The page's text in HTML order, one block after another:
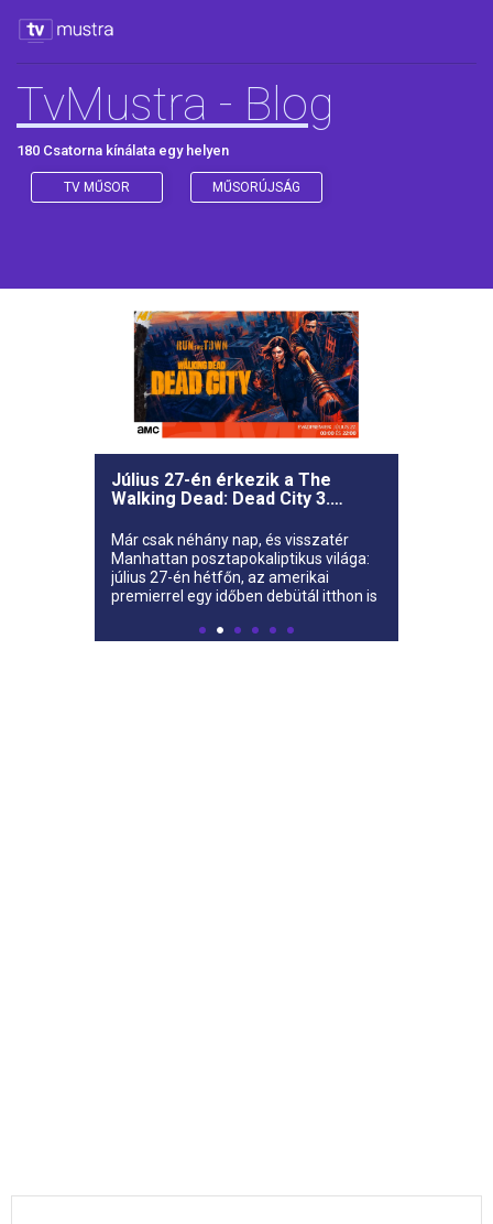
TvMustra - Blog
180 Csatorna kínálata egy helyen
TV MŰSOR MŰSORÚJSÁG
Július 27-én érkezik a The
Walking Dead: Dead City 3.
Már csak néhány nap, és visszatér
Manhattan posztapokaliptikus világa:
július 27-én hétfőn, az amerikai
premierrel egy időben debütál itthon is
City harmadik évada.